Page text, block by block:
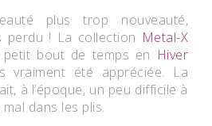
plus trop nouveauté,
perdu ! La collection Metal-X
bout de temps en Hiver
vraiment été appréciée. La
à l’époque, un peu difficile à
dans les plis.